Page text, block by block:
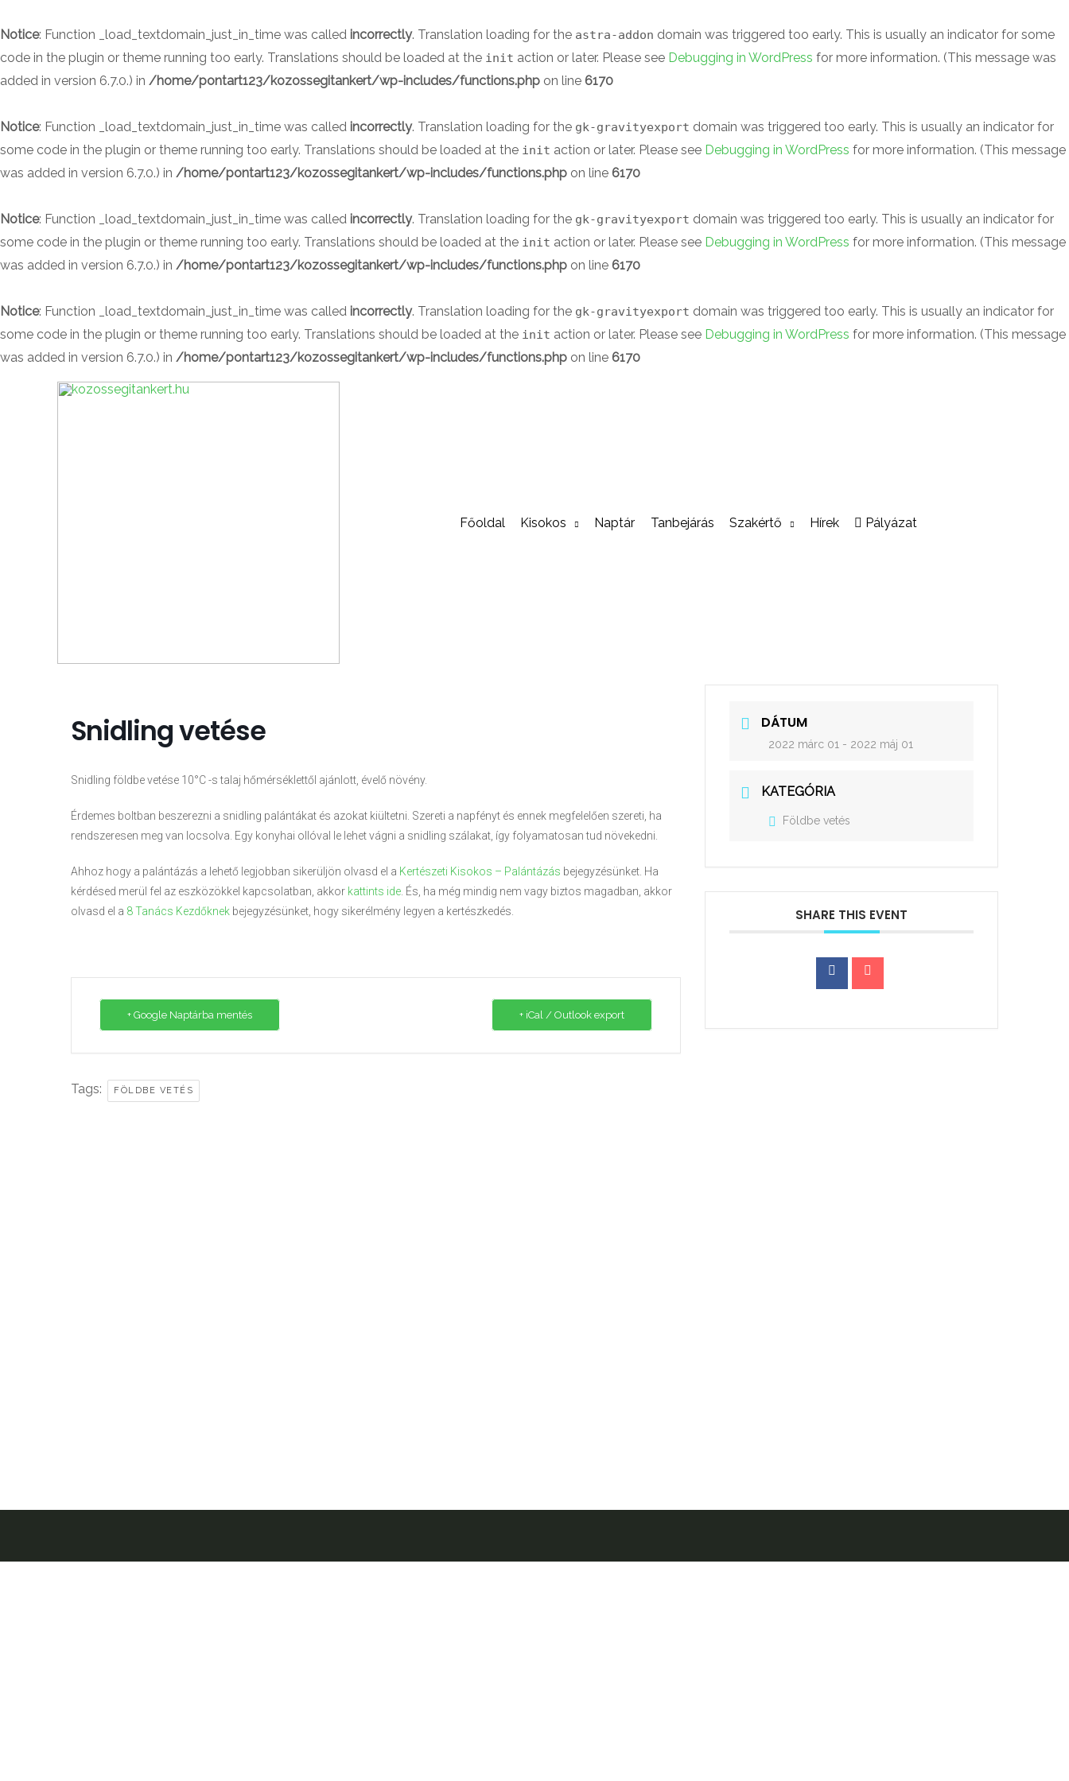
Notice: Function _load_textdomain_just_in_time was called incorrectly. Translation loading for the astra-addon domain was triggered too early. This is usually an indicator for some
code in the plugin or theme running too early. Translations should be loaded at the init action or later. Please see Debugging in WordPress for more information. (This message was
added in version 6.7.0.) in /home/pontart123/kozossegitankert/wp-includes/functions.php on line 6170
Notice: Function _load_textdomain_just_in_time was called incorrectly. Translation loading for the gk-gravityexport domain was triggered too early. This is usually an indicator for
some code in the plugin or theme running too early. Translations should be loaded at the init action or later. Please see Debugging in WordPress for more information. (This message
was added in version 6.7.0.) in /home/pontart123/kozossegitankert/wp-includes/functions.php on line 6170
Notice: Function _load_textdomain_just_in_time was called incorrectly. Translation loading for the gk-gravityexport domain was triggered too early. This is usually an indicator for
some code in the plugin or theme running too early. Translations should be loaded at the init action or later. Please see Debugging in WordPress for more information. (This message
was added in version 6.7.0.) in /home/pontart123/kozossegitankert/wp-includes/functions.php on line 6170
Notice: Function _load_textdomain_just_in_time was called incorrectly. Translation loading for the gk-gravityexport domain was triggered too early. This is usually an indicator for
some code in the plugin or theme running too early. Translations should be loaded at the init action or later. Please see Debugging in WordPress for more information. (This message
was added in version 6.7.0.) in /home/pontart123/kozossegitankert/wp-includes/functions.php on line 6170
to
content
Főoldal Kisokos Naptár Tanbejárás Szakértő Hírek Pályázat
Snidling vetése
Snidling földbe vetése 10°C -s talaj hőmérséklettől ajánlott, évelő növény.
Érdemes boltban beszerezni a snidling palántákat és azokat kiültetni. Szereti a napfényt és ennek megfelelően szereti, ha
rendszeresen meg van locsolva. Egy konyhai ollóval le lehet vágni a snidling szálakat, így folyamatosan tud növekedni.
Ahhoz hogy a palántázás a lehető legjobban sikerüljön olvasd el a Kertészeti Kisokos – Palántázás bejegyzésünket. Ha
kérdésed merül fel az eszközökkel kapcsolatban, akkor kattints ide . És, ha még mindig nem vagy biztos magadban, akkor
olvasd el a 8 Tanács Kezdőknek bejegyzésünket, hogy sikerélmény legyen a kertészkedés.
+ Google Naptárba mentés + iCal / Outlook export
Tags: FÖLDBE VETÉS
DÁTUM
2022 márc 01 - 2022 máj 01
KATEGÓRIA
Földbe vetés
SHARE THIS EVENT